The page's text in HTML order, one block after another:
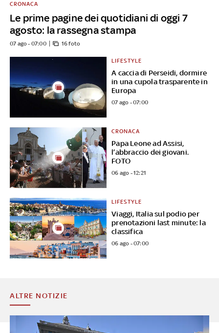
Le prime pagine dei quotidiani di oggi 7
agosto: la rassegna stampa
CRONACA
07 ago - 07:00 16 foto
A caccia di Perseidi, dormire
in una cupola trasparente in
Europa
LIFESTYLE
07 ago - 07:00
Papa Leone ad Assisi,
l’abbraccio dei giovani.
FOTO
CRONACA
06 ago - 12:21
Viaggi, Italia sul podio per
prenotazioni last minute: la
classifica
LIFESTYLE
06 ago - 07:00
ALTRE NOTIZIE